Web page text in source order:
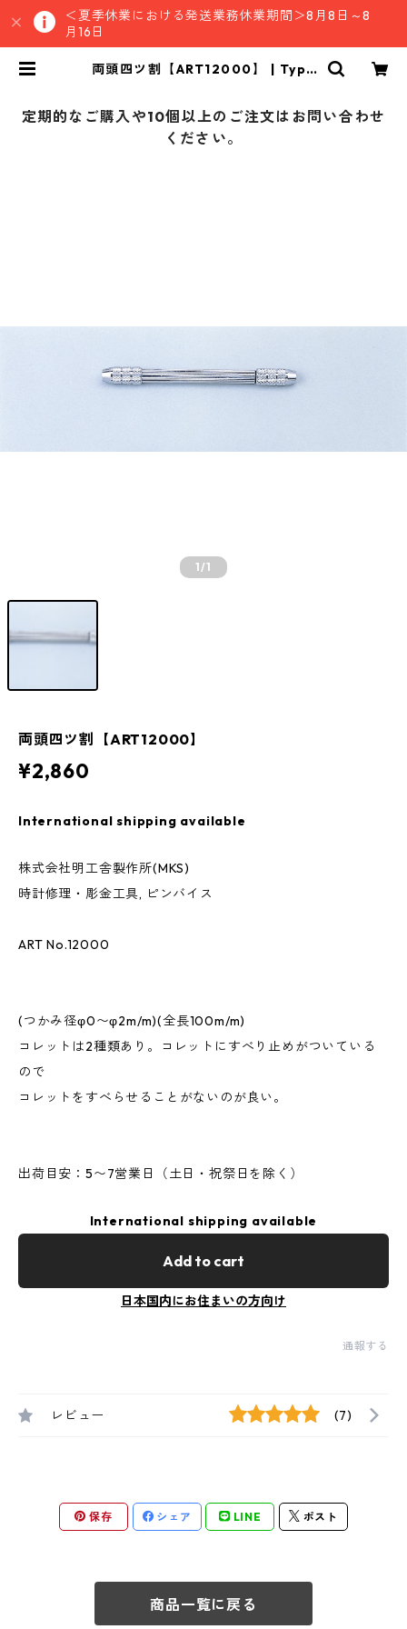
＜夏季休業における発送業務休業期間＞8月8日～8
月16日
両頭四ツ割【ART12000】 | Type
定期的なご購入や10個以上のご注文はお問い合わせ
ください。
1/1
両頭四ツ割【ART12000】
¥2,860
International shipping available
株式会社明工舎製作所(MKS)
時計修理・彫金工具, ピンバイス
ART No.12000
(つかみ径φ0〜φ2m/m)(全長100m/m)
コレットは2種類あり。コレットにすべり止めがついている
ので
コレットをすべらせることがないのが良い。
出荷目安：5〜7営業日（土日・祝祭日を除く）
International shipping available
Add to cart
日本国内にお住まいの方向け
通報する
レビュー (7)
保存 シェア LINE ポスト
商品一覧に戻る